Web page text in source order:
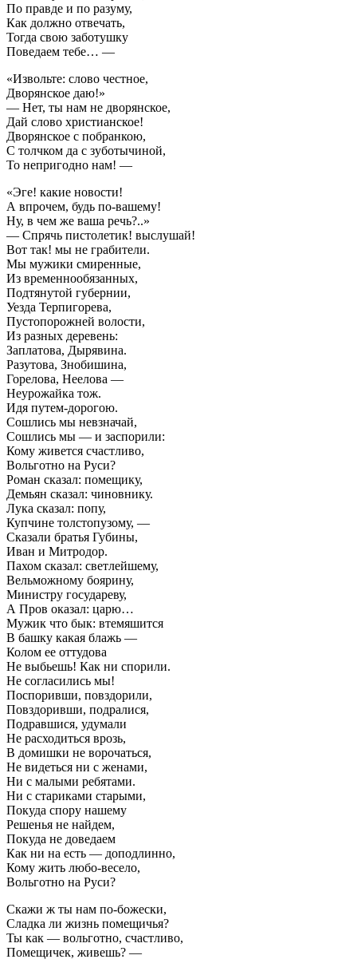
По правде и по разуму,
Как должно отвечать,
Тогда свою заботушку
Поведаем тебе… —
«Извольте: слово честное,
Дворянское даю!»
— Нет, ты нам не дворянское,
Дай слово христианское!
Дворянское с побранкою,
С толчком да с зуботычиной,
То непригодно нам! —
«Эге! какие новости!
А впрочем, будь по-вашему!
Ну, в чем же ваша речь?..»
— Спрячь пистолетик! выслушай!
Вот так! мы не грабители.
Мы мужики смиренные,
Из временнообязанных,
Подтянутой губернии,
Уезда Терпигорева,
Пустопорожней волости,
Из разных деревень:
Заплатова, Дырявина.
Разутова, Знобишина,
Горелова, Неелова —
Неурожайка тож.
Идя путем-дорогою.
Сошлись мы невзначай,
Сошлись мы — и заспорили:
Кому живется счастливо,
Вольготно на Руси?
Роман сказал: помещику,
Демьян сказал: чиновнику.
Лука сказал: попу,
Купчине толстопузому, —
Сказали братья Губины,
Иван и Митродор.
Пахом сказал: светлейшему,
Вельможному боярину,
Министру государеву,
А Пров оказал: царю…
Мужик что бык: втемяшится
В башку какая блажь —
Колом ее оттудова
Не выбьешь! Как ни спорили.
Не согласились мы!
Поспоривши, повздорили,
Повздоривши, подралися,
Подравшися, удумали
Не расходиться врозь,
В домишки не ворочаться,
Не видеться ни с женами,
Ни с малыми ребятами.
Ни с стариками старыми,
Покуда спору нашему
Решенья не найдем,
Покуда не доведаем
Как ни на есть — доподлинно,
Кому жить любо-весело,
Вольготно на Руси?
Скажи ж ты нам по-божески,
Сладка ли жизнь помещичья?
Ты как — вольготно, счастливо,
Помещичек, живешь? —